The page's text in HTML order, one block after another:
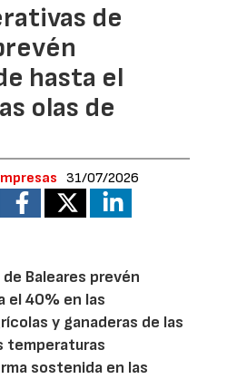
de
hasta el
olas de
31/07/2026
Baleares prevén
el 40% en las
y ganaderas de las
temperaturas
sostenida en las